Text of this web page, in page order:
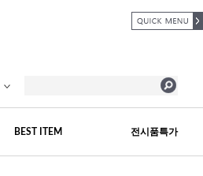
BEST ITEM 전시품특가